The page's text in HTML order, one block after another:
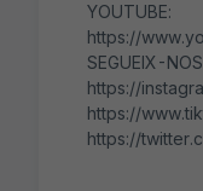
YOUTUBE:
https://
SEGUEIX-
https://
https://
https://